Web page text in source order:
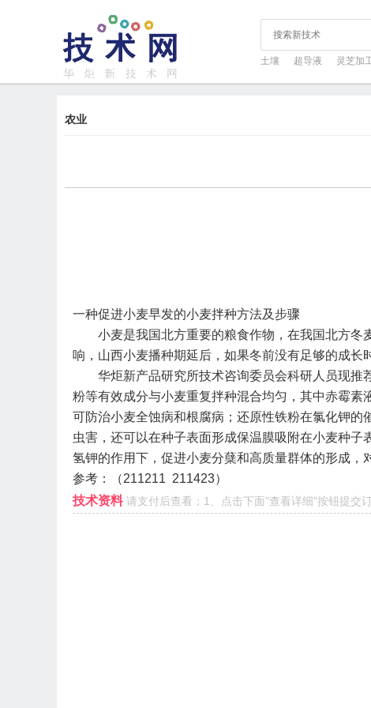
土壤 超导液 灵芝加
农业
一种促进小麦早发的小麦拌种方法及步骤
小麦是我国北方重要的粮食作物，在我国北方
响，山西小麦播种期延后，如果冬前没有足够的成长
华炬新产品研究所技术咨询委员会科研人员现
粉等有效成分与小麦重复拌种混合均匀，其中赤霉素
可防治小麦全蚀病和根腐病；还原性铁粉在氯化钾
虫害，还可以在种子表面形成保温膜吸附在小麦种
氢钾的作用下，促进小麦分蘖和高质量群体的形成
参考：（211211 211423）
技术资料请支付后查看；1、点击下面"查看详细"按钮提交